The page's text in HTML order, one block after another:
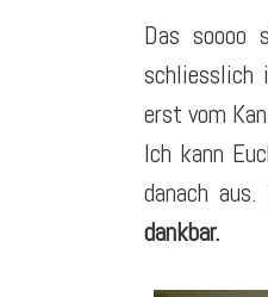
Das soooo
schliesslich
erst vom
Ich kann
danach aus.
dankbar.